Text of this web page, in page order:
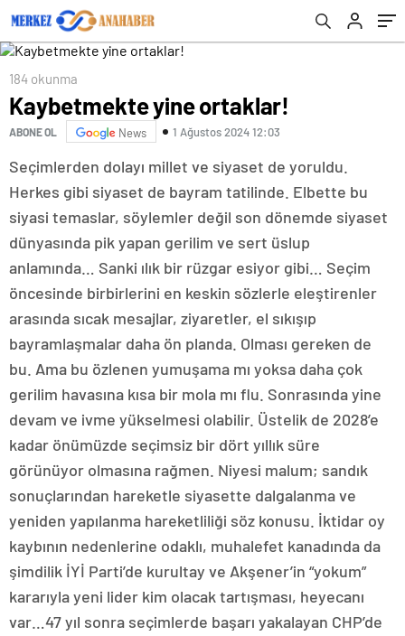
184 okunma
Kaybetmekte yine ortaklar!
ABONE OL News 1 Ağustos 2024 12:03
Seçimlerden dolayı millet ve siyaset de yoruldu.
Herkes gibi siyaset de bayram tatilinde. Elbette bu
siyasi temaslar, söylemler değil son dönemde siyaset
dünyasında pik yapan gerilim ve sert üslup
anlamında… Sanki ılık bir rüzgar esiyor gibi… Seçim
öncesinde birbirlerini en keskin sözlerle eleştirenler
arasında sıcak mesajlar, ziyaretler, el sıkışıp
bayramlaşmalar daha ön planda. Olması gereken de
bu. Ama bu özlenen yumuşama mı yoksa daha çok
gerilim havasına kısa bir mola mı flu. Sonrasında yine
devam ve ivme yükselmesi olabilir. Üstelik de 2028’e
kadar önümüzde seçimsiz bir dört yıllık süre
görünüyor olmasına rağmen. Niyesi malum; sandık
sonuçlarından hareketle siyasette dalgalanma ve
yeniden yapılanma hareketliliği söz konusu. İktidar oy
kaybının nedenlerine odaklı, muhalefet kanadında da
şimdilik İYİ Parti’de kurultay ve Akşener’in “yokum”
kararıyla yeni lider kim olacak tartışması, heyecanı
var…47 yıl sonra seçimlerde başarı yakalayan CHP’de